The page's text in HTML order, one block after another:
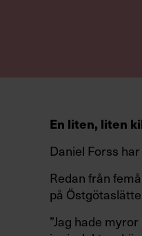
En liten, liten
Daniel Forss
Redan från
på
”Jag hade